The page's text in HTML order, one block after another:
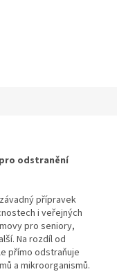
odstranění
přípravek
i veřejných
pro seniory,
Na rozdíl od
přímo odstraňuje
a mikroorganismů.